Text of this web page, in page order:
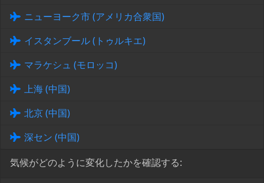
ニューヨーク市 (アメリカ合衆国)
イスタンブール (トゥルキエ)
マラケシュ (モロッコ)
上海 (中国)
北京 (中国)
深セン (中国)
気候がどのように変化したかを確認する: